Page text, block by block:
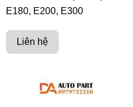
E180, E200, E300
Liên hệ